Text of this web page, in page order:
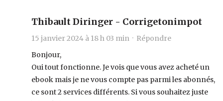
Thibault Diringer - Corrigetonimpot
15 janvier 2024 à 18 h 03 min · Répondre
Bonjour,
Oui tout fonctionne. Je vois que vous avez acheté un
ebook mais je ne vous compte pas parmi les abonnés,
ce sont 2 services différents. Si vous souhaitez juste